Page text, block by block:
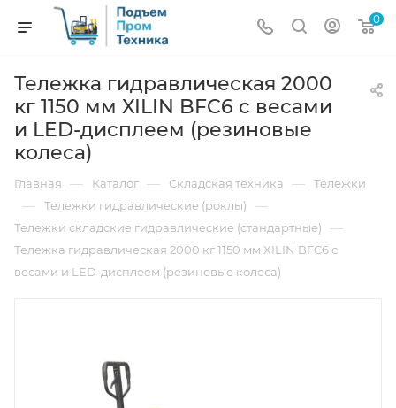
0
Тележка гидравлическая 2000
кг 1150 мм XILIN BFC6 с весами
и LED-дисплеем (резиновые
колеса)
Главная — Каталог — Складская техника — Тележки
— Тележки гидравлические (роклы) —
Тележки складские гидравлические (стандартные) —
Тележка гидравлическая 2000 кг 1150 мм XILIN BFC6 с
весами и LED-дисплеем (резиновые колеса)